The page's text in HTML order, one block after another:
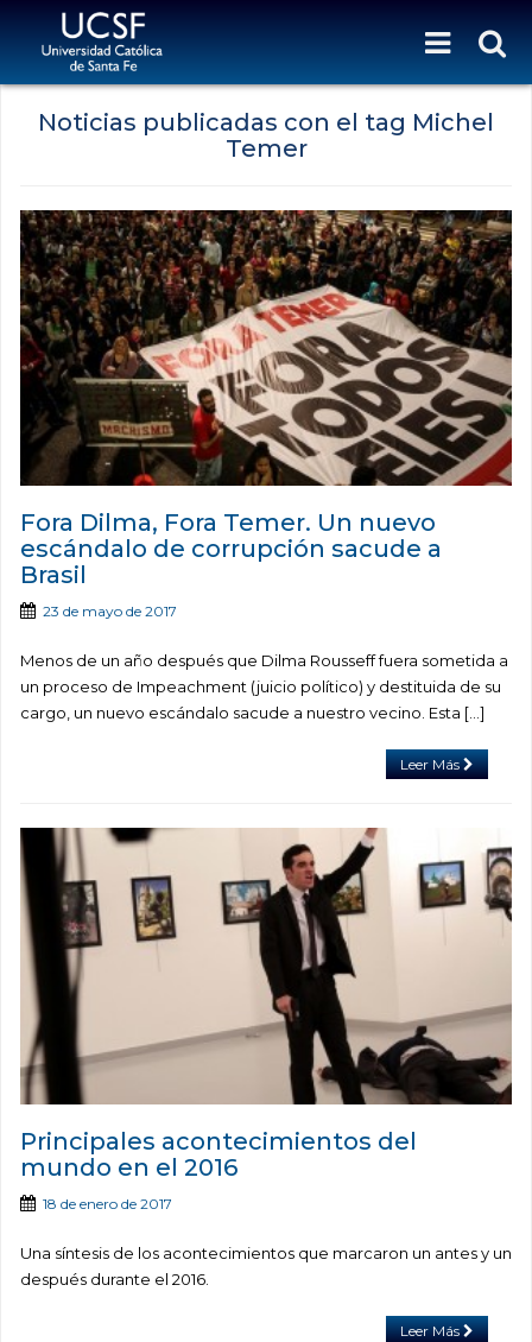
Noticias publicadas con el tag Michel
Temer
Fora Dilma, Fora Temer. Un nuevo
escándalo de corrupción sacude a
Brasil
23 de mayo de 2017
Menos de un año después que Dilma Rousseff fuera sometida a
un proceso de Impeachment (juicio político) y destituida de su
cargo, un nuevo escándalo sacude a nuestro vecino. Esta […]
Leer Más
Principales acontecimientos del
mundo en el 2016
18 de enero de 2017
Una síntesis de los acontecimientos que marcaron un antes y un
después durante el 2016.
Leer Más